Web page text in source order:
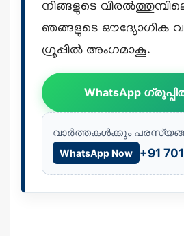
നിങ്ങളുടെ
ഞങ്ങളുടെ ഔദ്യോഗിക
ഗ്രൂപ്പിൽ അംഗമാകൂ.
WhatsApp
വാർത്തകൾക്കും
WhatsApp Now +91